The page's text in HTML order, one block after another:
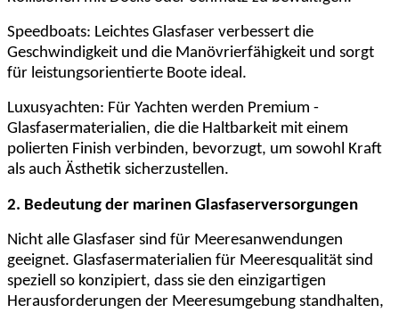
Speedboats: Leichtes Glasfaser verbessert die
Geschwindigkeit und die Manövrierfähigkeit und sorgt
für leistungsorientierte Boote ideal.
Luxusyachten: Für Yachten werden Premium -
Glasfasermaterialien, die die Haltbarkeit mit einem
polierten Finish verbinden, bevorzugt, um sowohl Kraft
als auch Ästhetik sicherzustellen.
2. Bedeutung der marinen Glasfaserversorgungen
Nicht alle Glasfaser sind für Meeresanwendungen
geeignet. Glasfasermaterialien für Meeresqualität sind
speziell so konzipiert, dass sie den einzigartigen
Herausforderungen der Meeresumgebung standhalten,